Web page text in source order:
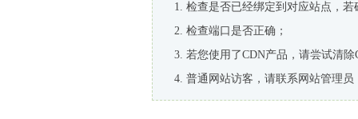
检查是否已经绑定到对应站点，
检查端口是否正确；
若您使用了CDN产品，请尝试清除
普通网站访客，请联系网站管理员